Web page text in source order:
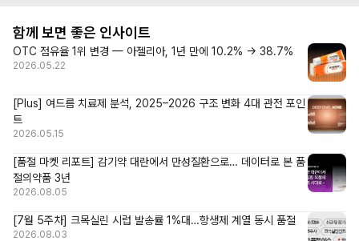
함께 보면 좋은 인사이트
OTC 점유율 1위 변경 — 아젤리아, 1년 만에 10.2% → 38.7%
2026.05.22
[Plus] 여드름 치료제 분석, 2025–2026 구조 변화 4대 관전 포인
트
2026.05.15
[품절 마켓 리포트] 감기약 대란에서 만성질환으로… 데이터로 본 품
절의약품 3년
2026.08.05
[7월 5주차] 크목실린 시럽 발송률 1%대…항생제 계열 동시 품절
2026.08.03